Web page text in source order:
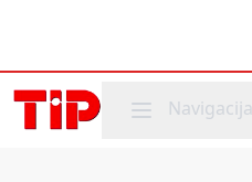
Mobile menu
Navigacija